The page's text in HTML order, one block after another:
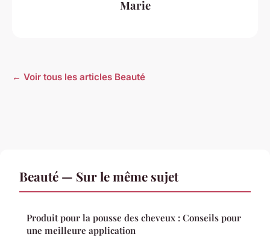
Marie
← Voir tous les articles Beauté
Beauté — Sur le même sujet
Produit pour la pousse des cheveux : Conseils pour
une meilleure application